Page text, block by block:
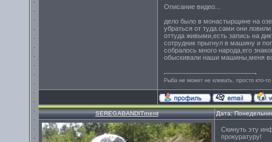
Описание видео...
дело было в монастырщине на
убраться от туда.сами они
оттуда живыми,есть запись на
сотрудник прыгнул в машину и
собралось много народа,его
обыскивали наши машины,меня
Рыба не может не клевать, просто кто-
SEREGABANDITment Дата:
Скинуть эту
прокуратуру!